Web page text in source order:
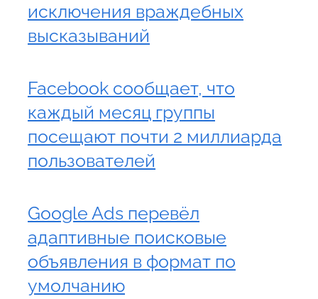
исключения враждебных
высказываний
Facebook сообщает, что
каждый месяц группы
посещают почти 2 миллиарда
пользователей
Google Ads перевёл
адаптивные поисковые
объявления в формат по
умолчанию